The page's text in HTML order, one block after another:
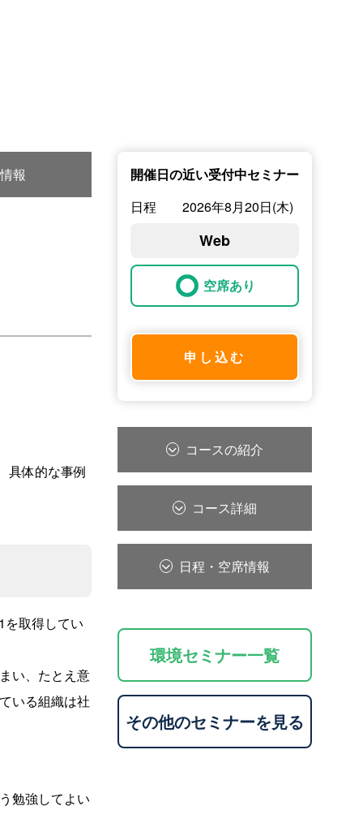
報
具体的な事例
を取得してい
い、たとえ意
いる組織は社
勉強してよい
開催日の近い受付中セミナー
日程
2026年8月20日(木)
Web
空席あり
申し込む
コースの紹介
コース詳細
日程・空席情報
環境セミナー一覧
その他のセミナーを見る